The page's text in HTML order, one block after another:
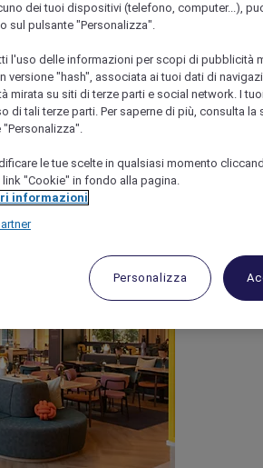
dei tuoi dispositivi (telefono, computer...),
sul pulsante "Personalizza".
l'uso delle informazioni per scopi di pubblicità
versione "hash", associata ai tuoi dati di
mirata su siti di terze parti e social network. I
di tali terze parti. Per saperne di più, consulta la
"Personalizza".
le tue scelte in qualsiasi momento
link "Cookie" in fondo alla pagina.
informazioni
Personalizza